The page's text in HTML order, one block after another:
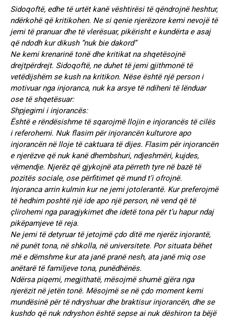
Sidoqoftë, edhe të urtët kanë vështirësi të qëndrojnë heshtur,
ndërkohë që kritikohen. Ne si qenie njerëzore kemi nevojë të
jemi të pranuar dhe të vlerësuar, pikërisht e kundërta e asaj
që ndodh kur dikush “nuk bie dakord”
Ne kemi krenarinë tonë dhe kritikat na shqetësojnë
drejtpërdrejt. Sidoqoftë, ne duhet të jemi gjithmonë të
vetëdijshëm se kush na kritikon. Nëse është një person i
motivuar nga injoranca, nuk ka arsye të ndiheni të lënduar
ose të shqetësuar:
Shpjegimi i injorancës:
Është e rëndësishme të sqarojmë llojin e injorancës të cilës
i referohemi. Nuk flasim për injorancën kulturore apo
injorancën në lloje të caktuara të dijes. Flasim për injorancën
e njerëzve që nuk kanë dhembshuri, ndjeshmëri, kujdes,
vëmendje. Njerëz që gjykojnë ata përreth tyre në bazë të
pozitës sociale, ose përfitimet që mund t’i ofrojnë.
Injoranca arrin kulmin kur ne jemi jotolerantë. Kur preferojmë
të hedhim poshtë një ide apo një person, në vend që të
çlirohemi nga paragjykimet dhe idetë tona për t’u hapur ndaj
pikëpamjeve të reja.
Ne jemi të detyruar të jetojmë çdo ditë me njerëz injorantë,
në punët tona, në shkolla, në universitete. Por situata bëhet
më e dëmshme kur ata janë pranë nesh, ata janë miq ose
anëtarë të familjeve tona, punëdhënës.
Ndërsa piqemi, megjithatë, mësojmë shumë gjëra nga
njerëzit në jetën tonë. Mësojmë se në çdo moment kemi
mundësinë për të ndryshuar dhe braktisur injorancën, dhe se
kushdo që nuk ndryshon është sepse ai nuk dëshiron ta bëjë